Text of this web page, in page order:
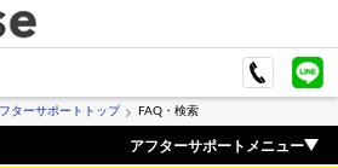
ターサポートトップ FAQ・検索
アフターサポートメニュー